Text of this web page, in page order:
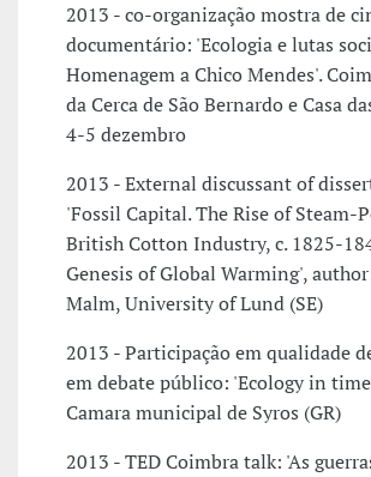
2013 - co-organização mostra de
documentário: 'Ecologia e lutas
Homenagem a Chico Mendes'.
da Cerca de São Bernardo e Casa
4-5 dezembro
2013 - External discussant of
'Fossil Capital. The Rise of Steam-
British Cotton Industry, c. 1825-
Genesis of Global Warming',
Malm, University of Lund (SE)
2013 - Participação em qualidade
em debate público: 'Ecology in
Camara municipal de Syros (GR)
2013 - TED Coimbra talk: 'As